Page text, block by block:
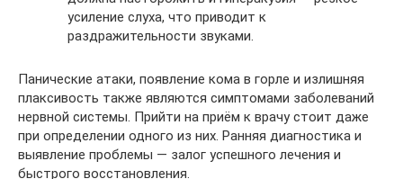
усиление слуха, что приводит к
раздражительности звуками.
Панические атаки, появление кома в горле и излишняя
плаксивость также являются симптомами заболеваний
нервной системы. Прийти на приём к врачу стоит даже
при определении одного из них. Ранняя диагностика и
выявление проблемы — залог успешного лечения и
быстрого восстановления.